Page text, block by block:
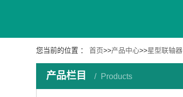
您当前的位置 ： 首页>>产品中心>>星型联轴器
产品栏目 Products